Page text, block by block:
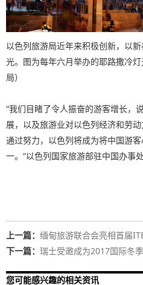
以色列旅游局近年来积极创新，以
光。图为每年六月举办的耶路撒冷
局）
“我们目睹了令人振奋的游客增长，
展，以及旅游业对以色列经济和劳
通过努力，以色列将成为将中国游
一。“以色列国家旅游部驻中国办事
上一篇： 缅甸旅游联合会亮相首届
下一篇： 瑞士受邀成为2017国际冬
您可能感兴趣的相关资讯